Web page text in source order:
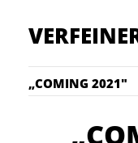
„COMING 2021"